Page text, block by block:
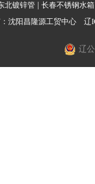
北镀锌管| 长春不锈钢水箱
：沈阳昌隆源工贸中心 辽
辽